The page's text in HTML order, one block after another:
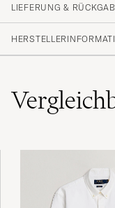
SANAZ H
LIEFERUNG &